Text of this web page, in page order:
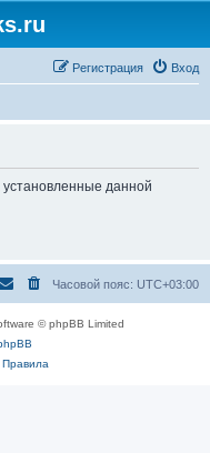
Вход
Регистрация
установленные данной
Часовой пояс: UTC+03:00
© phpBB Limited
Правила